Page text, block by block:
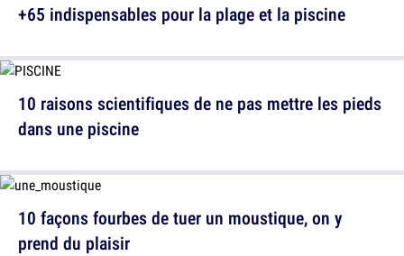
+65 indispensables pour la plage et la piscine
10 façons fourbes de tuer un moustique, on y
prend du plaisir
10 raisons scientifiques de ne pas mettre les pieds
dans une piscine